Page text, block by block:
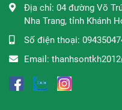
Địa chỉ: 04 đường Võ
Nha Trang, tỉnh Khánh
Số điện thoại:
Email: